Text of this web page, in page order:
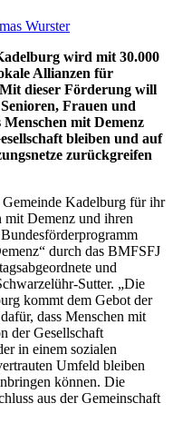
Wurster
wird mit 30.000
Allianzen für
dieser Förderung will
Frauen und
mit Demenz
bleiben und auf
zurückgreifen
Gemeinde Kadelburg für ihr
mit Demenz und ihren
durch das BMFSFJ
und
Sutter. „Die
kommt dem Gebot der
dass Menschen mit
der Gesellschaft
in einem sozialen
Umfeld bleiben
können. Die
aus der Gemeinschaft